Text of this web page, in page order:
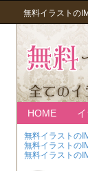
無料イラストの
HOME
無料イラストの
無料イラストの
無料イラストの